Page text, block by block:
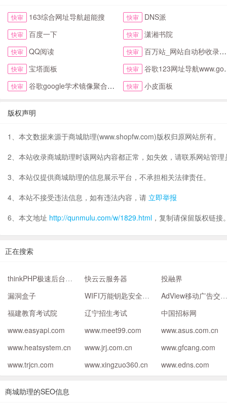
快审 163综合网址导航超能搜 快审 DNS派
快审 百度一下 快审 潇湘书院
快审 QQ阅读 快审 百万站_网站自动秒收录与提交入口首页
快审 宝塔面板 快审 谷歌123网址导航www.google123.com.cn首页
快审 谷歌google学术镜像聚合搜索全搜网 快审 小皮面板
版权声明
1、本文数据来源于商城助理(www.shopfw.com)版权归原网站所有。
2、本站收录商城助理时该网站内容都正常，如失效，请联系网站管理
3、本站仅提供商城助理的信息展示平台，不承担相关法律责任。
4、本站不接受违法信息，如有违法内容，请 立即举报
6、本文地址 http://qunmulu.com/w/1829.html ，复制请保留版权链接
正在搜索
thinkPHP极速后台开发 快云云服务器
投融界
漏洞盒子
WIFI万能钥匙安全响应中心
AdView移动广告
福建教育考试院
辽宁招生考试
中国招标网
www.easyapi.com
www.meet99.com
www.asus.com.cn
www.heatsystem.cn
www.jrj.com.cn
www.gfcang.com
www.trjcn.com
www.xingzuo360.cn www.edns.com
商城助理的SEO信息